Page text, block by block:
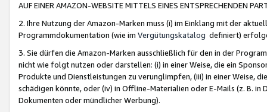
AUF EINER AMAZON-WEBSITE MITTELS EINES ENTSPRECHENDEN
2. Ihre Nutzung der Amazon-Marken muss (i) im Einklang mit der
Programmdokumentation (wie im Vergütungskatalog definiert)
3. Sie dürfen die Amazon-Marken ausschließlich für den in der
nicht wie folgt nutzen oder darstellen: (i) in einer Weise, die ein
Produkte und Dienstleistungen zu verunglimpfen, (iii) in einer Weise,
schädigen könnte, oder (iv) in Offline-Materialien oder E-Mails (z. B. in
Dokumenten oder mündlicher Werbung).